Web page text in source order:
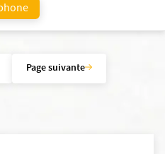
Page suivante